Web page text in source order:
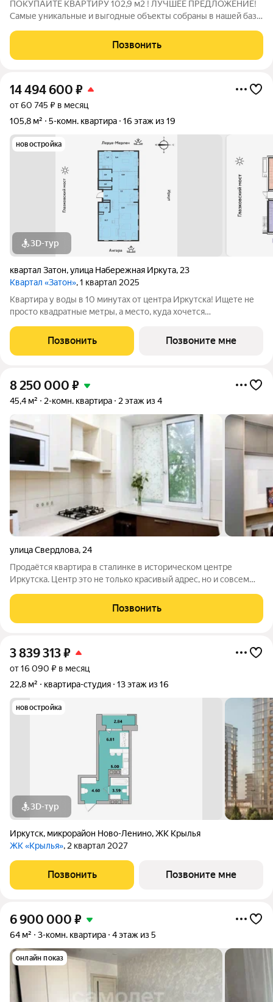
ПОКУПАЙТЕ КВАРТИРУ 102,9 м2 ! ЛУЧШЕЕ ПРЕДЛОЖЕНИЕ!
Самые уникальные и выгодные объекты собраны в нашей базе.
день! + 102,9 м2 + 5 комнат ТАКИХ ОБЪЕКТОВ НА РЫНКЕ
БОЛЬШЕ НЕТ 100%! Характеристики: +
Позвонить
14 494 600 ₽
от 60 745 ₽ в месяц
105,8 м²
5-комн. квартира 16 этаж из 19
новостройка
3D-тур
квартал Затон,улица Набережная Иркута, 23
Квартал «Затон», 1 квартал 2025
Квартира у воды в 10 минутах от центра Иркутска! Ищете не
просто квадратные метры, а место, куда хочется
уникальный жилой комплекс на первой береговой линии,
расположенный на живописном полуострове в
Позвонить Позвоните мне
8 250 000 ₽
45,4 м² 2-комн. квартира 2 этаж из 4
улица Свердлова, 24
Продаётся квартира в сталинке в историческом центре
Иркутска. Центр это не только красивый адрес, но и совсем
прогулки, рестораны, кафе, бары и всё необходимое рядом с
домом. И самое важное
Позвонить
3 839 313₽
от 16 090 ₽ в месяц
22,8 м²
квартира-студия 13 этаж из 16
новостройка
3D-тур
Иркутск, микрорайон Ново-Ленино,ЖК Крылья
ЖК «Крылья», 2 квартал 2027
Позвонить Позвоните мне
6 900 000 ₽
64 м² 3-комн. квартира 4 этаж из 5
онлайн показ